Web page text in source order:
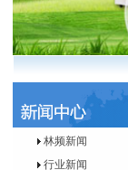
林频新闻
行业新闻